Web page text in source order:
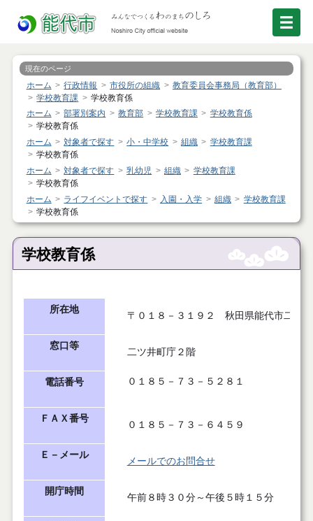
現在のページ
ホーム 行政情報 市役所の組織
教育委員会事務局（教育部）
学校教育課
学校教育係
ホーム
部署別案内 教育部 学校教育課
学校教育係
学校教育係
ホーム
対象者で探す 小・中学校 組織
学校教育課
学校教育係
ホーム
対象者で探す 乳幼児 組織
学校教育課
学校教育係
ホーム
ライフイベントで探す 入園・入学 組織
学校教育課
学校教育係
学校教育係
所在地
〒 ０１８－３１９２ 秋田県能代市二ツ
窓口等
二ツ井町庁２階
電話番号 ０１８５－７３－５２８１
ＦＡＸ番号
０１８５－７３－６４５９
Ｅ－メール
メールでのお問合せ
開庁時間
午前８時３０分～午後５時１５分